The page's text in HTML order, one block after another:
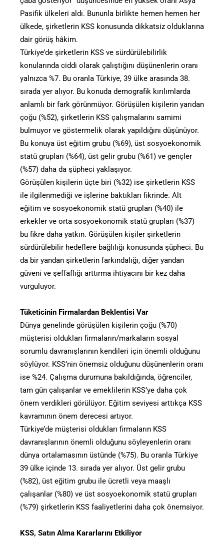
Pasifik ülkeleri aldı. Bununla birlikte hemen hemen her
ülkede, şirketlerin KSS konusunda dikkatsiz olduklarına
dair görüş hâkim.
Türkiye’de şirketlerin KSS ve sürdürülebilirlik
konularında ciddi olarak çalıştığını düşünenlerin oranı
yalnızca %7. Bu oranla Türkiye, 39 ülke arasında 38.
sırada yer alıyor. Bu konuda demografik kırılımlarda
anlamlı bir fark görünmüyor. Görüşülen kişilerin yarıdan
çoğu (%52), şirketlerin KSS çalışmalarını samimi
bulmuyor ve göstermelik olarak yapıldığını düşünüyor.
Bu konuya üst eğitim grubu (%69), üst sosyoekonomik
statü grupları (%64), üst gelir grubu (%61) ve gençler
(%57) daha da şüpheci yaklaşıyor.
Görüşülen kişilerin üçte biri (%32) ise şirketlerin KSS
ile ilgilenmediği ve işlerine baktıkları fikrinde. Alt
eğitim ve sosyoekonomik statü grupları (%40) ile
erkekler ve orta sosyoekonomik statü grupları (%37)
bu fikre daha yatkın. Görüşülen kişiler şirketlerin
sürdürülebilir hedeflere bağlılığı konusunda şüpheci. Bu
da bir yandan şirketlerin farkındalığı, diğer yandan
güveni ve şeffaflığı arttırma ihtiyacını bir kez daha
vurguluyor.
Tüketicinin Firmalardan Beklentisi Var
Dünya genelinde görüşülen kişilerin çoğu (%70)
müşterisi oldukları firmaların/markaların sosyal
sorumlu davranışlarının kendileri için önemli olduğunu
söylüyor. KSS’nin önemsiz olduğunu düşünenlerin oranı
ise %24. Çalışma durumuna bakıldığında, öğrenciler,
tam gün çalışanlar ve emeklilerin KSS’ye daha çok
önem verdikleri görülüyor. Eğitim seviyesi arttıkça KSS
kavramının önem derecesi artıyor.
Türkiye’de müşterisi oldukları firmaların KSS
davranışlarının önemli olduğunu söyleyenlerin oranı
dünya ortalamasının üstünde (%75). Bu oranla Türkiye
39 ülke içinde 13. sırada yer alıyor. Üst gelir grubu
(%82), üst eğitim grubu ile ücretli veya maaşlı
çalışanlar (%80) ve üst sosyoekonomik statü grupları
(%79) şirketlerin KSS faaliyetlerini daha çok önemsiyor.
KSS, Satın Alma Kararlarını Etkiliyor